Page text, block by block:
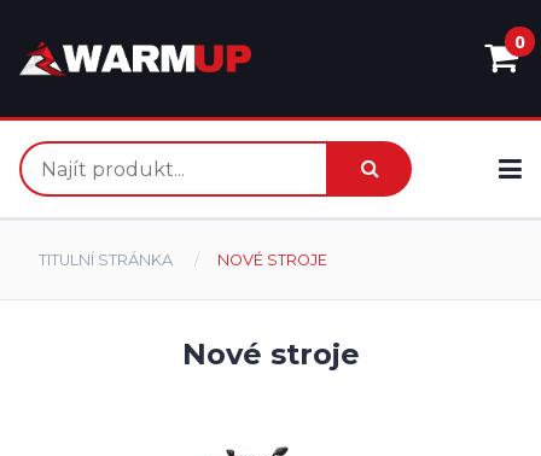
0
TITULNÍ STRÁNKA NOVÉ STROJE
Nové stroje